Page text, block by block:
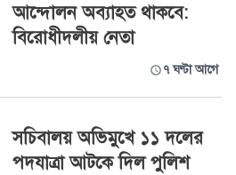
আন্দোলন অব্যাহত থাকবে:
বিরোধীদলীয় নেতা
৭ ঘণ্টা আগে
সচিবালয় অভিমুখে ১১ দলের
পদযাত্রা আটকে দিল পুলিশ